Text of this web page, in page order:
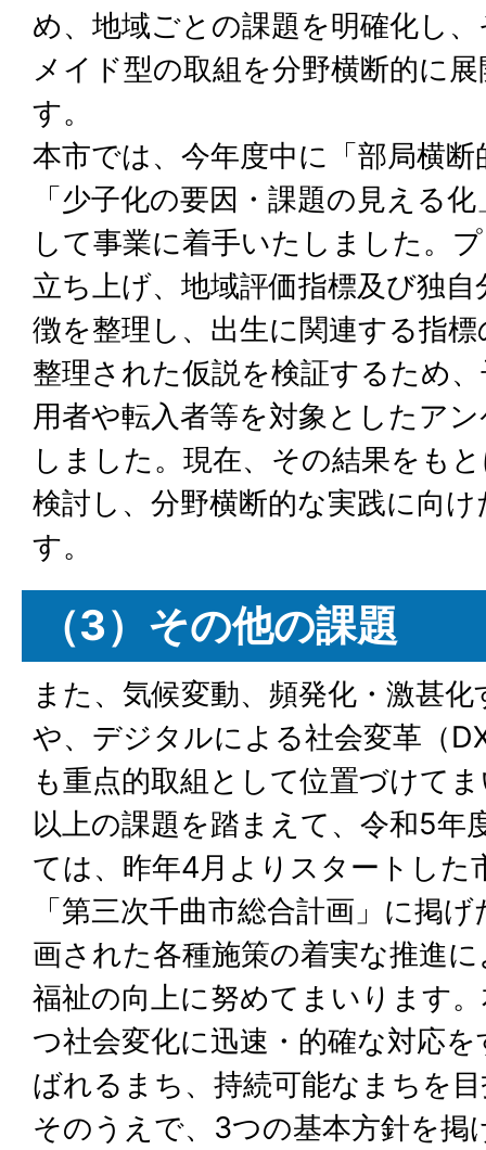
め、地域ごとの課題を明確化し
メイド型の取組を分野横断的に
す。
本市では、今年度中に「部局横
「少子化の要因・課題の見える
して事業に着手いたしました。
立ち上げ、地域評価指標及び独
徴を整理し、出生に関連する指
整理された仮説を検証するため
用者や転入者等を対象としたア
しました。現在、その結果をも
検討し、分野横断的な実践に向
す。
（3）その他の課題
また、気候変動、頻発化・激甚
や、デジタルによる社会変革（
も重点的取組として位置づけて
以上の課題を踏まえて、令和5年
ては、昨年4月よりスタートした
「第三次千曲市総合計画」に掲
画された各種施策の着実な推進
福祉の向上に努めてまいります
つ社会変化に迅速・的確な対応
ばれるまち、持続可能なまちを
そのうえで、3つの基本方針を掲